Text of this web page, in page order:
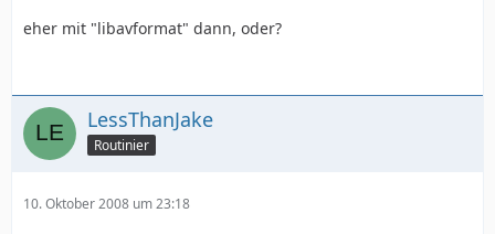
eher mit "libavformat" dann, oder?
LessThanJake
Routinier
10. Oktober 2008 um 23:18